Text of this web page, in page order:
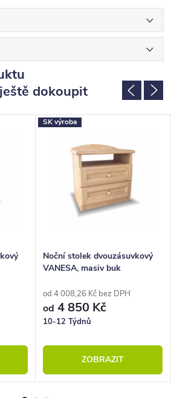
dokoupit
SK výroba
Noční stolek dvouzásuvkový
VANESA, masiv buk
od 4 008,26 Kč bez DPH
od 4 850 Kč
10-12 Týdnů
ZOBRAZIT